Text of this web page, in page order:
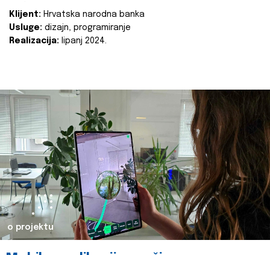
Klijent: Hrvatska narodna banka
Usluge: dizajn, programiranje
Realizacija: lipanj 2024.
o projektu